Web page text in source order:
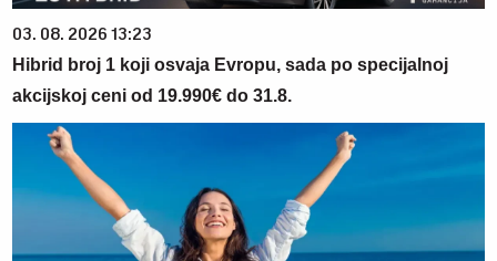
03. 08. 2026 13:23
Hibrid broj 1 koji osvaja Evropu, sada po specijalnoj
akcijskoj ceni od 19.990€ do 31.8.